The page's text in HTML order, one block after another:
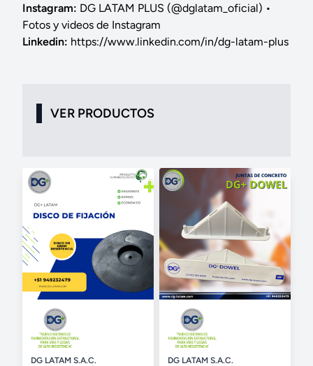
Instagram: DG LATAM PLUS (@dglatam_oficial) •
Fotos y videos de Instagram
Linkedin: https://www.linkedin.com/in/dg-latam-plus
VER PRODUCTOS
DG LATAM S.A.C. DG LATAM S.A.C.